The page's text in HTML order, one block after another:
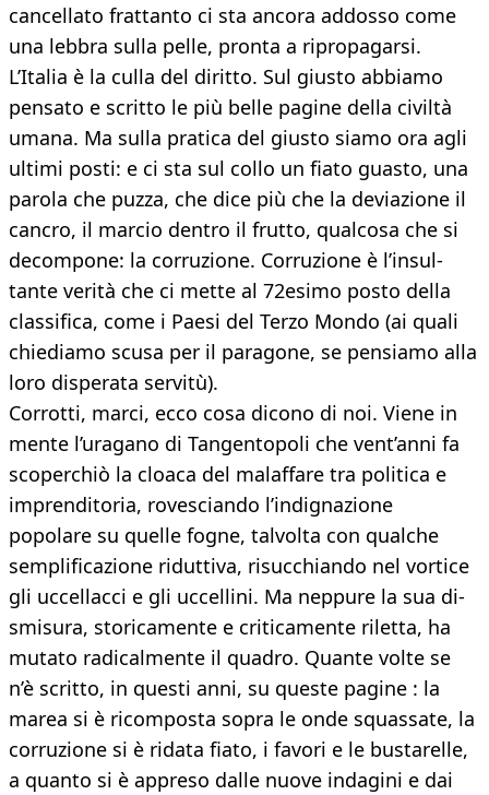
cancellato frattanto ci sta ancora addosso come
una lebbra sulla pelle, pronta a ripropagarsi.
L’Italia è la culla del diritto. Sul giusto ab­biamo
pensato e scritto le più belle pagine della civiltà
umana. Ma sulla pratica del giu­sto siamo ora agli
ultimi posti: e ci sta sul col­lo un fiato guasto, una
parola che puzza, che dice più che la deviazione il
cancro, il mar­cio dentro il frutto, qualcosa che si
decom­pone: la corruzione. Corruzione è l’insul­
tante verità che ci mette al 72esimo posto della
classifica, come i Paesi del Terzo Mon­do (ai quali
chiediamo scusa per il parago­ne, se pensiamo alla
loro disperata servitù).
Corrotti, marci, ecco cosa dicono di noi. Viene in
mente l’uragano di Tangentopoli che vent’anni fa
scoperchiò la cloaca del malaffare tra politica e
imprenditoria, rove­sciando l’indignazione
popolare su quelle fogne, talvolta con qualche
semplificazione riduttiva, risucchiando nel vortice
gli uc­cellacci e gli uccellini. Ma neppure la sua di­
smisura, storicamente e criticamente rilet­ta, ha
mutato radicalmente il quadro. Quan­te volte se
n’è scritto, in questi anni, su que­ste pagine : la
marea si è ricomposta sopra le onde squassate, la
corruzione si è ridata fiato, i favori e le bustarelle,
a quanto si è ap­preso dalle nuove indagini e dai